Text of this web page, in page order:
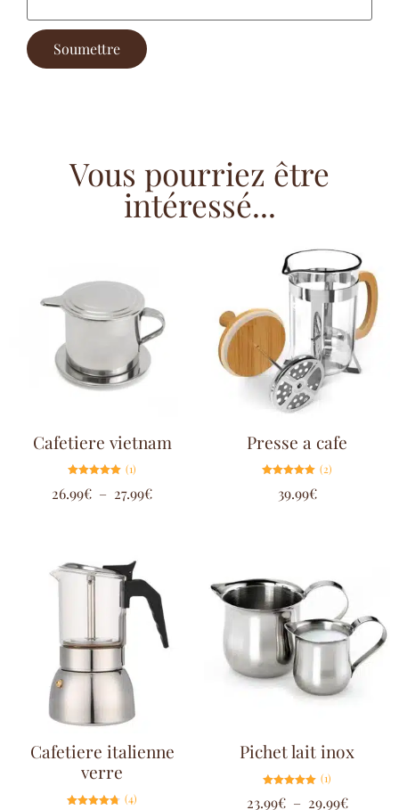
Vous pourriez être
intéressé...
Cafetiere vietnam
5.00
sur 5
(1)
26.99€ – 27.99€
Presse a cafe
5.00
sur 5
(2)
39.99€
Cafetiere italienne
verre
(4)
Pichet lait inox
5.00
(1)
23.99€ – 29.99€